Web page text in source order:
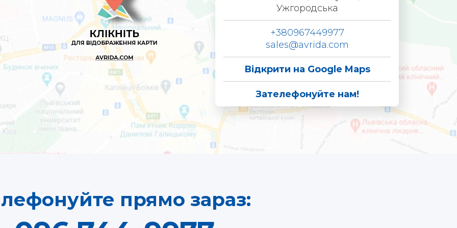
Ужгородська
+380967449977
sales@avrida.com
Відкрити на Google Maps
Зателефонуйте нам!
прямо зараз: